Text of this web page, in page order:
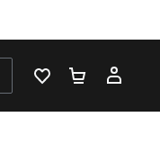
LISTA DE